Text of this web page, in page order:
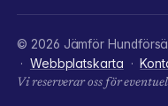
© 2026 Jämför
· Webbplatskarta ·
Vi reserverar oss för